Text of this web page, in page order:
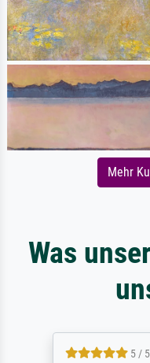
Mehr
Was
5 / 5